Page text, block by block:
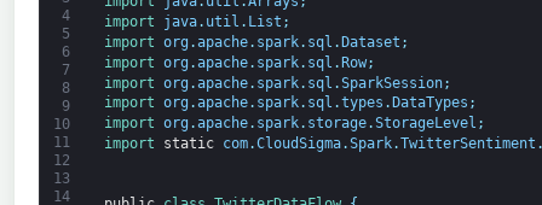
4
5
6
7
8
9
10
11
12
13
14
import
java. util . List ;
import org .apache. spark. sql . Dataset ;
import org .apache. spark. sql .Row;
import org .apache. spark. sql .SparkSession;
import org .apache. spark. sql .types . DataTypes ;
import org .apache. spark. storage.StorageLevel ;
import
static com.CloudSigma.Spark.TwitterSentiment